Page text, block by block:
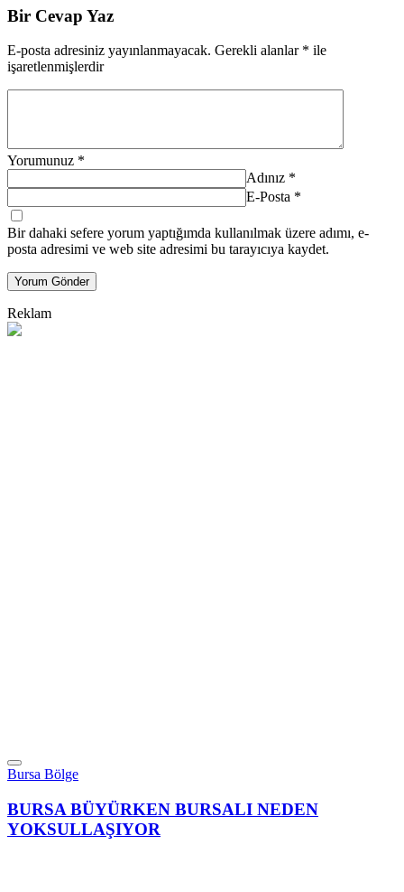
Bir Cevap Yaz
E-posta adresiniz yayınlanmayacak. Gerekli alanlar * ile
işaretlenmişlerdir
Yorumunuz *
Adınız *
E-Posta *
Bir dahaki sefere yorum yaptığımda kullanılmak üzere adımı, e-
posta adresimi ve web site adresimi bu tarayıcıya kaydet.
Yorum Gönder
Reklam
Bursa Bölge
BURSA BÜYÜRKEN BURSALI NEDEN
YOKSULLAŞIYOR